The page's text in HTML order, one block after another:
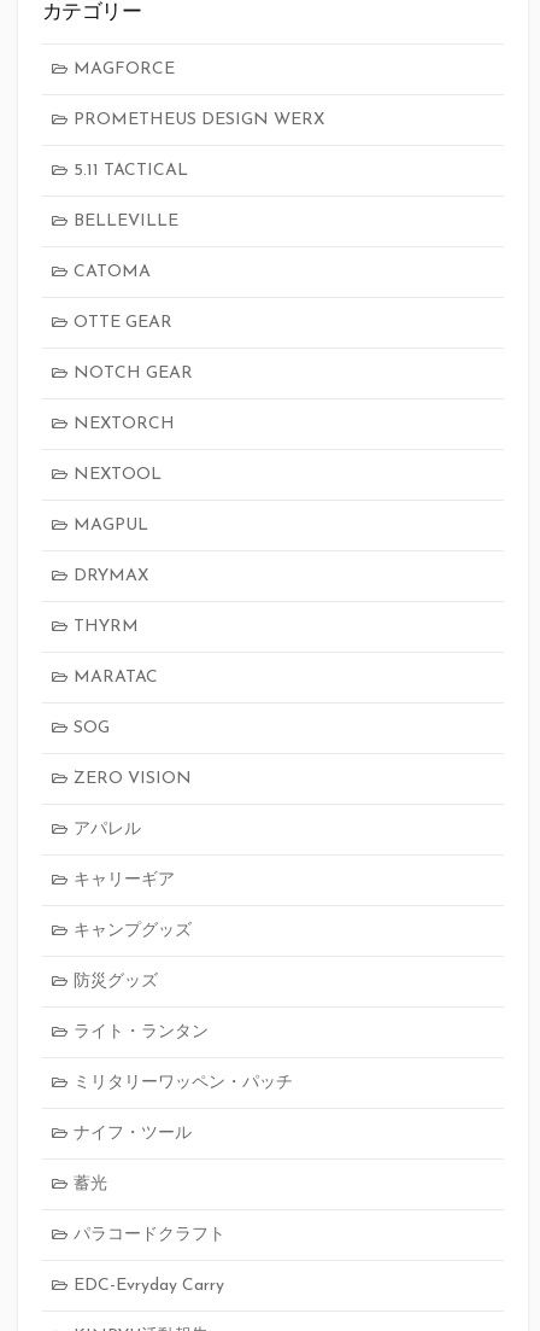
カテゴリー
MAGFORCE
PROMETHEUS DESIGN WERX
5.11 TACTICAL
BELLEVILLE
CATOMA
OTTE GEAR
NOTCH GEAR
NEXTORCH
NEXTOOL
MAGPUL
DRYMAX
THYRM
MARATAC
SOG
ZERO VISION
アパレル
キャリーギア
キャンプグッズ
防災グッズ
ライト・ランタン
ミリタリーワッペン・パッチ
ナイフ・ツール
蓄光
パラコードクラフト
EDC-Evryday Carry